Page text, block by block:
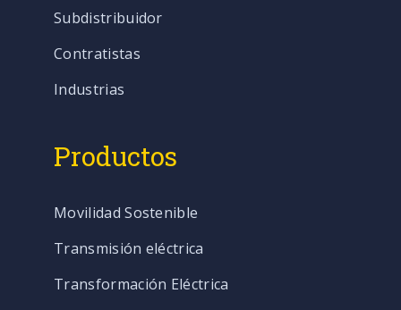
Subdistribuidor
Contratistas
Industrias
Productos
Movilidad Sostenible
Transmisión eléctrica
Transformación Eléctrica